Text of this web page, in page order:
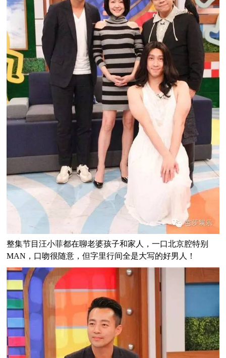
整集节目汪小菲都在聊老婆孩子和家人，一口北京腔特别
MAN，口吻很随意，但字里行间全是大写的好男人！